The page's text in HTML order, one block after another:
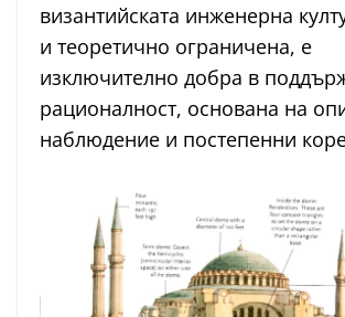
византийската инженерна
и теоретично ограничена, е
изключително добра в
рационалност, основана на
наблюдение и постепенни